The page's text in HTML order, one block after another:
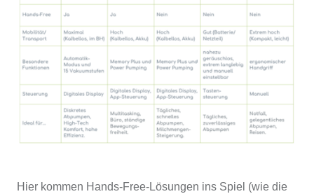
Hier kommen Hands-Free-Lösungen ins Spiel (wie die